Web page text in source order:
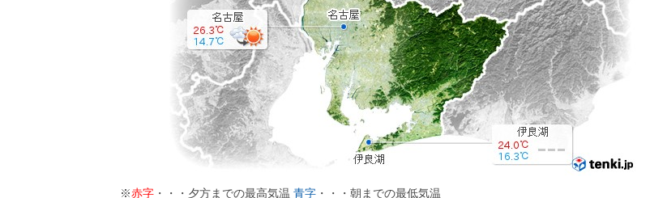
※赤字 ・・・夕方までの最高気温 青字 ・・・朝までの最低気温